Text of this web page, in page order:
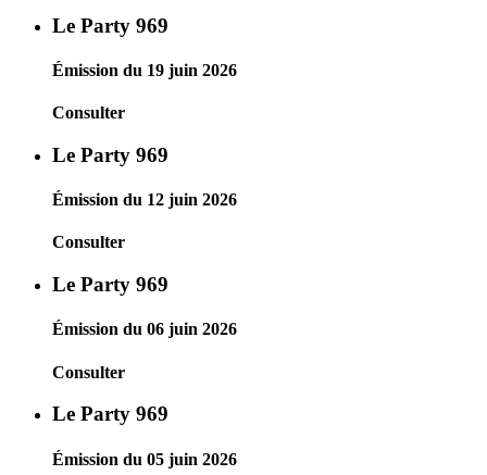
Le Party 969
Émission du 19 juin 2026
Consulter
Le Party 969
Émission du 12 juin 2026
Consulter
Le Party 969
Émission du 06 juin 2026
Consulter
Le Party 969
Émission du 05 juin 2026